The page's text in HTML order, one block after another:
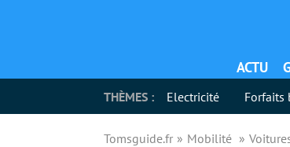
ACTU
THÈMES : Electricité Forfaits
Tomsguide.fr Mobilité